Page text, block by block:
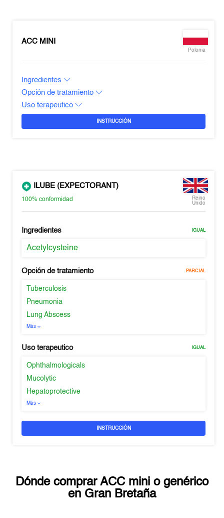
ACC MINI
Polonia
Ingredientes
Opción de tratamiento
Uso terapeutico
INSTRUCCIÓN
ILUBE (EXPECTORANT)
100%conformidad
Reino
Unido
Ingredientes IGUAL
Acetylcysteine
Opción de tratamiento PARCIAL
Tuberculosis
Pneumonia
Lung Abscess
Más
Uso terapeutico IGUAL
Ophthalmologicals
Mucolytic
Hepatoprotective
Más
INSTRUCCIÓN
Dónde comprar ACC mini o genérico
en Gran Bretaña